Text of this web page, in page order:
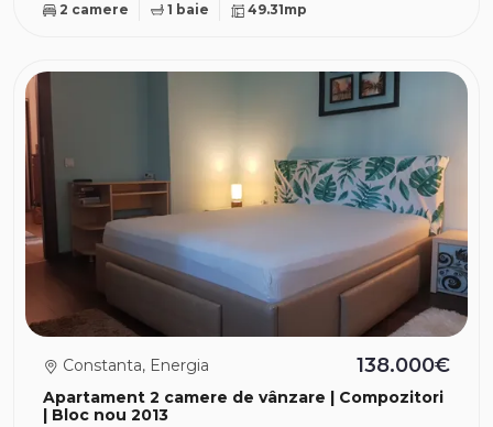
2 camere 1 baie 49.31mp
Apartament 2 camere de vânzare | Compozitori
| Bloc nou 2013
Constanta, Energia 138.000€